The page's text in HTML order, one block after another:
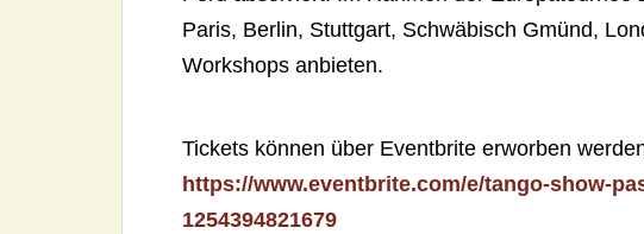
Paris, Berlin, Stuttgart, Schwäbisch Gmünd,
Workshops anbieten.
Tickets können über Eventbrite erworben
https://www.eventbrite.com/e/tango-show-
1254394821679